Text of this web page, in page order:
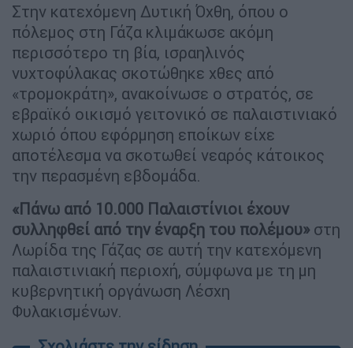
Στην κατεχόμενη Δυτική Όχθη, όπου ο
πόλεμος στη Γάζα κλιμάκωσε ακόμη
περισσότερο τη βία, ισραηλινός
νυχτοφύλακας σκοτώθηκε χθες από
«τρομοκράτη», ανακοίνωσε ο στρατός, σε
εβραϊκό οικισμό γειτονικό σε παλαιστινιακό
χωριό όπου εφόρμηση εποίκων είχε
αποτέλεσμα να σκοτωθεί νεαρός κάτοικος
την περασμένη εβδομάδα.
«Πάνω από 10.000 Παλαιστίνιοι έχουν
συλληφθεί από την έναρξη του πολέμου» στη
Λωρίδα της Γάζας σε αυτή την κατεχόμενη
παλαιστινιακή περιοχή, σύμφωνα με τη μη
κυβερνητική οργάνωση Λέσχη
Φυλακισμένων.